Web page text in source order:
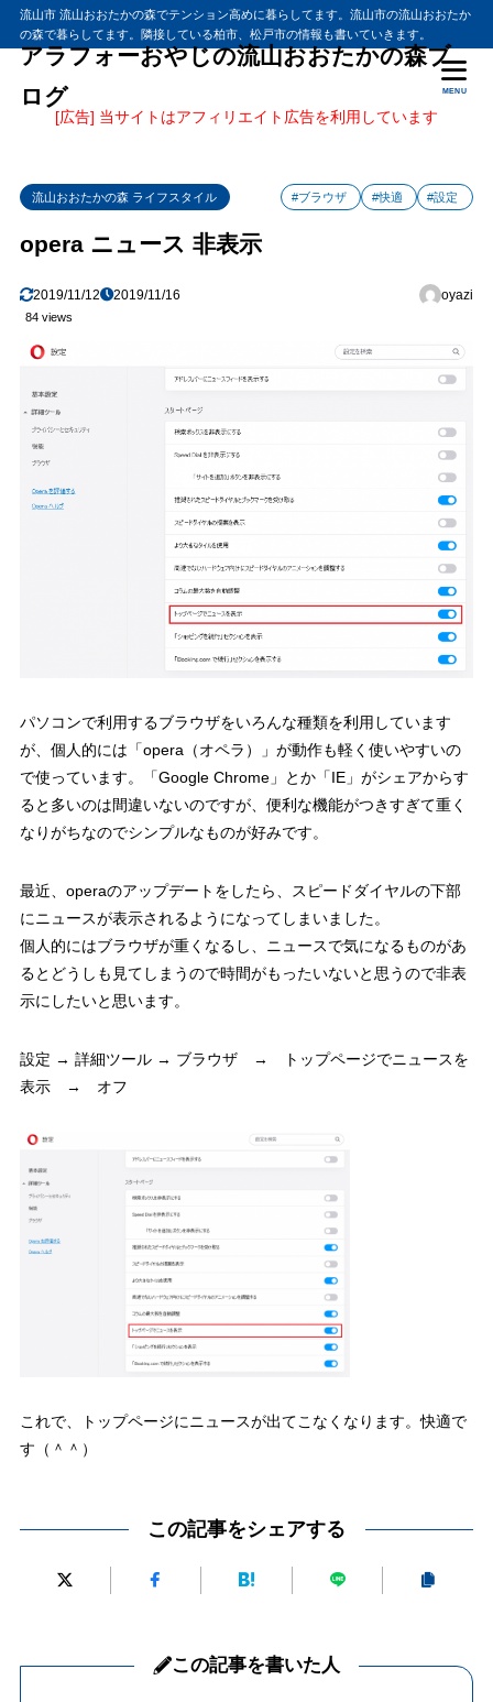
流山市 流山おおたかの森でテンション高めに暮らしてます。流山市の流山おおたか
の森で暮らしてます。隣接している柏市、松戸市の情報も書いていきます。
アラフォーおやじの流山おおたかの森ブ
ログ
MENU
[広告] 当サイトはアフィリエイト広告を利用しています
流山おおたかの森 ライフスタイル #ブラウザ #快適 #設定
opera ニュース 非表示
2019/11/12 2019/11/16 oyazi
84 views
パソコンで利用するブラウザをいろんな種類を利用しています
が、個人的には「opera（オペラ）」が動作も軽く使いやすいの
で使っています。「Google Chrome」とか「IE」がシェアからす
ると多いのは間違いないのですが、便利な機能がつきすぎて重く
なりがちなのでシンプルなものが好みです。
最近、operaのアップデートをしたら、スピードダイヤルの下部
にニュースが表示されるようになってしまいました。
個人的にはブラウザが重くなるし、ニュースで気になるものがあ
るとどうしも見てしまうので時間がもったいないと思うので非表
示にしたいと思います。
設定 → 詳細ツール → ブラウザ → トップページでニュースを
表示 → オフ
これで、トップページにニュースが出てこなくなります。快適で
す（＾＾）
この記事をシェアする
この記事を書いた人